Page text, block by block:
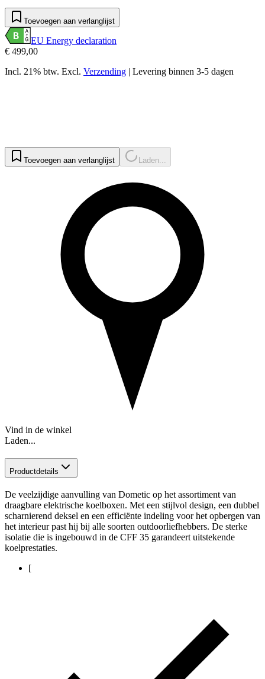
Toevoegen aan verlanglijst
EU Energy declaration
€ 499,00
Incl. 21% btw. Excl. Verzending | Levering binnen 3-5 dagen
Toevoegen aan verlanglijst Laden...
Vind in de winkel
Laden...
Productdetails
De veelzijdige aanvulling van Dometic op het assortiment van
draagbare elektrische koelboxen. Met een stijlvol design, een dubbel
scharnierend deksel en een efficiënte indeling voor het opbergen van
het interieur past hij bij alle soorten outdoorliefhebbers. De sterke
isolatie die is ingebouwd in de CFF 35 garandeert uitstekende
koelprestaties.
[